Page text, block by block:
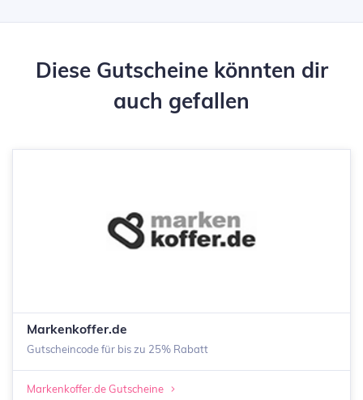
Diese Gutscheine könnten dir
auch gefallen
Markenkoffer.de
Gutscheincode für bis zu 25% Rabatt
Markenkoffer.de Gutscheine